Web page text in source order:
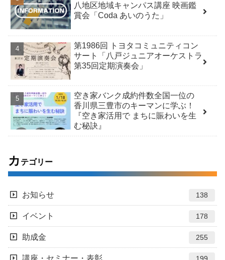
八地区地域キャンパス講座 映画鑑
賞会「Coda あいのうた」
第1986回 トヨタコミュニティコン
サート「八戸ジュニアオーケストラ
第35回定期演奏会」
空き家バンク成約件数全国一位の
香川県三豊市のキーマンに学ぶ！
『空き家活用で まちに賑わいを生
む秘訣』
カ テゴリー
お知らせ 138
イベント 178
助成金 255
講座・セミナー・表彰